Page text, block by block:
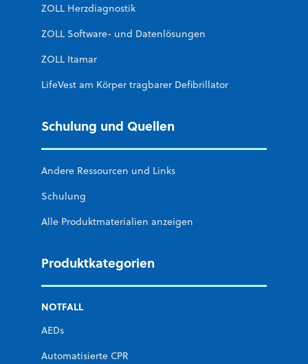
ZOLL Herzdiagnostik
ZOLL Software- und Datenlösungen
ZOLL Itamar
LifeVest am Körper tragbarer Defibrillator
Schulung und Quellen
Andere Ressourcen und Links
Schulung
Alle Produktmaterialien anzeigen
Produktkategorien
NOTFALL
AEDs
Automatisierte CPR